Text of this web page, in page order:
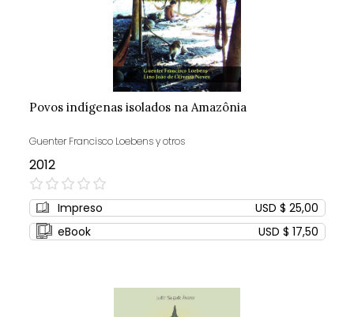
Povos indígenas isolados na Amazônia
Guenter Francisco Loebens y otros
2012
0%
Impreso
USD $ 25,00
eBook
USD $ 17,50